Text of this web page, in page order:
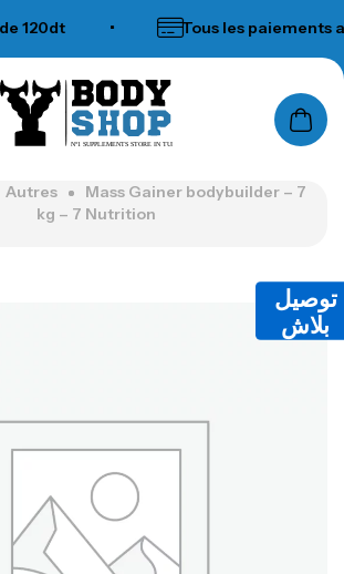
Tous les paiements
N°1 SUPPLEMENTS STORE IN TUNISIA
Autres
Mass Gainer bodybuilder – 7
kg – 7 Nutrition
توصيل
بلاش